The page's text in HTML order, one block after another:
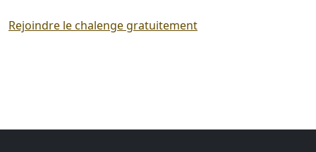
Rejoindre le chalenge gratuitement